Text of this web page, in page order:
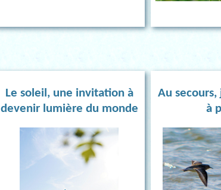
Le soleil, une invitation à
devenir lumière du monde
Au secours,
à